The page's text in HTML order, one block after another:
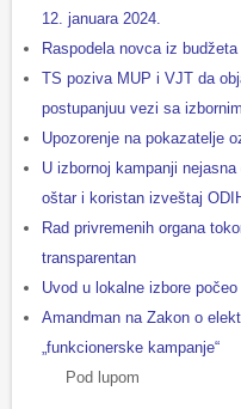
12. januara 2024.
Raspodela novca iz
TS poziva MUP i VJT da
postupanjuu vezi sa
Upozorenje na pokazatelje
U izbornoj kampanji
oštar i koristan izveštaj
Rad privremenih organa
transparentan
Uvod u lokalne izbore
Amandman na Zakon o
„funkcionerske kampanje“
Pod lupom